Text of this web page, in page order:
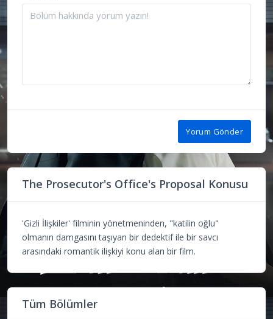
Yorum Gönder
The Prosecutor's Office's Proposal Konusu
'Gizli İlişkiler' filminin yönetmeninden, "katilin oğlu"
olmanın damgasını taşıyan bir dedektif ile bir savcı
arasındaki romantik ilişkiyi konu alan bir film.
Tüm Bölümler